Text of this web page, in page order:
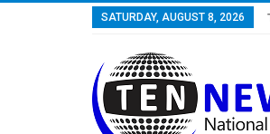
SATURDAY, AUGUST 8, 2026